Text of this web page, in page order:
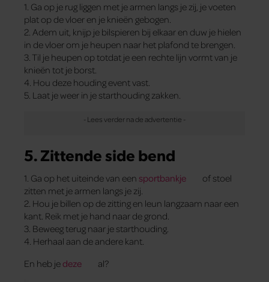
1. Ga op je rug liggen met je armen langs je zij, je voeten
plat op de vloer en je knieën gebogen.
2. Adem uit, knijp je bilspieren bij elkaar en duw je hielen
in de vloer om je heupen naar het plafond te brengen.
3. Til je heupen op totdat je een rechte lijn vormt van je
knieën tot je borst.
4. Hou deze houding event vast.
5. Laat je weer in je starthouding zakken.
5. Zittende side bend
1. Ga op het uiteinde van een sportbankje
of stoel
zitten met je armen langs je zij.
2. Hou je billen op de zitting en leun langzaam naar een
kant. Reik met je hand naar de grond.
3. Beweeg terug naar je starthouding.
4. Herhaal aan de andere kant.
En heb jedeze al?